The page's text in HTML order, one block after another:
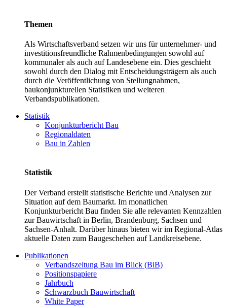
Themen
Als Wirtschaftsverband setzen wir uns für unternehmer- und
investitionsfreundliche Rahmenbedingungen sowohl auf
kommunaler als auch auf Landesebene ein. Dies geschieht
sowohl durch den Dialog mit Entscheidungsträgern als auch
durch die Veröffentlichung von Stellungnahmen,
baukonjunkturellen Statistiken und weiteren
Verbandspublikationen.
Statistik
Konjunkturbericht Bau
Regionaldaten
Bau in Zahlen
Statistik
Der Verband erstellt statistische Berichte und Analysen zur
Situation auf dem Baumarkt. Im monatlichen
Konjunkturbericht Bau finden Sie alle relevanten Kennzahlen
zur Bauwirtschaft in Berlin, Brandenburg, Sachsen und
Sachsen-Anhalt. Darüber hinaus bieten wir im Regional-Atlas
aktuelle Daten zum Baugeschehen auf Landkreisebene.
Publikationen
Verbandszeitung Bau im Blick (BiB)
Positionspapiere
Jahrbuch
Schwarzbuch Bauwirtschaft
White Paper